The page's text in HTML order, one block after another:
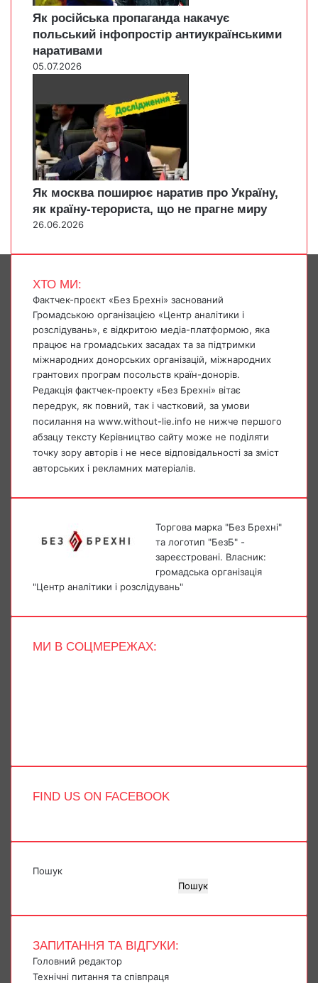
Як російська пропаганда накачує
польський інфопростір антиукраїнськими
наративами
05.07.2026
Як москва поширює наратив про Україну,
як країну-терориста, що не прагне миру
26.06.2026
ХТО МИ:
Фактчек-проєкт «Без Брехні» заснований
Громадською організацією «Центр аналітики і
розслідувань», є відкритою медіа-платформою, яка
працює на громадських засадах та за підтримки
міжнародних донорських організацій, міжнародних
грантових програм посольств країн-донорів.
Редакція фактчек-проекту «Без Брехні» вітає
передрук, як повний, так і частковий, за умови
посилання на www.without-lie.info не нижче першого
абзацу тексту Керівництво сайту може не поділяти
точку зору авторів і не несе відповідальності за зміст
авторських і рекламних матеріалів.
Торгова марка "Без Брехні"
та логотип "БезБ" -
зареєстровані. Власник:
громадська організація
"Центр аналітики і розслідувань"
МИ В СОЦМЕРЕЖАХ:
FIND US ON FACEBOOK
Пошук
Пошук
ЗАПИТАННЯ ТА ВІДГУКИ:
Головний редактор
Технічні питання та співпраця